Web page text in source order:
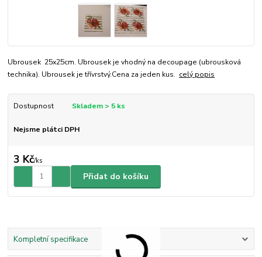
Ubrousek 25x25cm. Ubrousek je vhodný na decoupage (ubrousková
technika). Ubrousek je třívrstvý.Cena za jeden kus. celý popis
Dostupnost Skladem > 5 ks
Nejsme plátci DPH
3 Kč/ks
Přidat do košíku
Kompletní specifikace